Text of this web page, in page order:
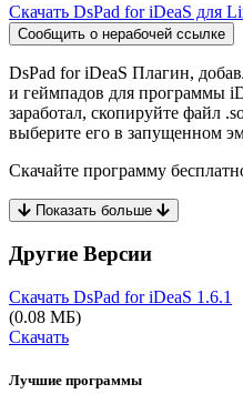
Скачать DsPad for iDeaS для
Сообщить о нерабочей ссылке
DsPad for iDeaS Плагин,
и геймпадов для программы
заработал, скопируйте файл
выберите его в запущенном
Скачайте программу
Показать больше
Другие Версии
Скачать DsPad for iDeaS 1.6.1
(0.08 МБ)
Скачать
Лучшие программы